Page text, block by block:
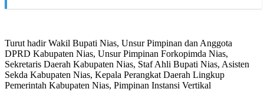
Turut hadir Wakil Bupati Nias, Unsur Pimpinan dan Anggota
DPRD Kabupaten Nias, Unsur Pimpinan Forkopimda Nias,
Sekretaris Daerah Kabupaten Nias, Staf Ahli Bupati Nias, Asisten
Sekda Kabupaten Nias, Kepala Perangkat Daerah Lingkup
Pemerintah Kabupaten Nias, Pimpinan Instansi Vertikal